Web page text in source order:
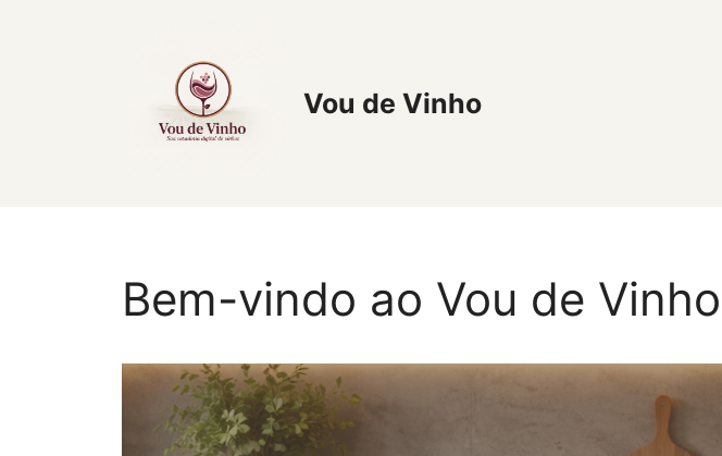
Vou de Vinho
Bem-vindo ao Vou de Vinho